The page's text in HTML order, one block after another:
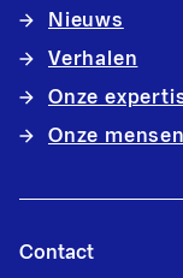
Nieuws
Verhalen
Onze
Onze mensen
Contact